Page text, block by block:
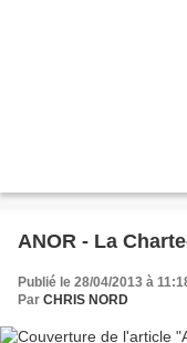
ANOR - La
Publié le 28/04/2013 à
Par CHRIS NORD